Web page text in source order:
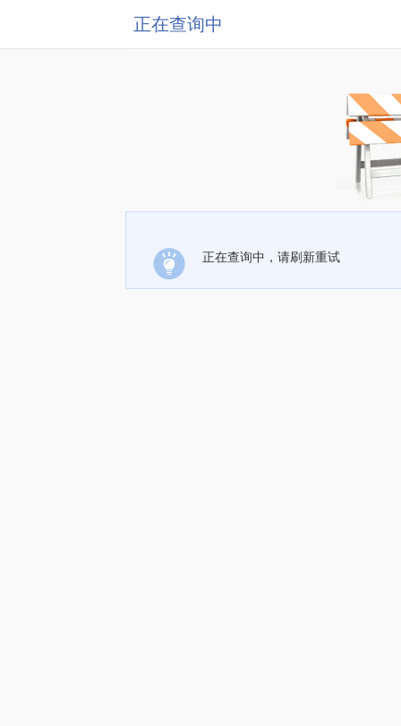
正在查询中
正在查询中，请刷新重试